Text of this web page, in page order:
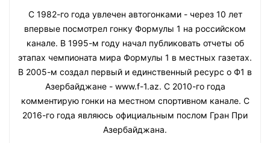
С 1982-го года увлечен автогонками - через 10 лет
впервые посмотрел гонку Формулы 1 на российском
канале. В 1995-м году начал публиковать отчеты об
этапах чемпионата мира Формулы 1 в местных газетах.
В 2005-м создал первый и единственный ресурс о Ф1 в
Азербайджане - www.f-1.az. С 2010-го года
комментирую гонки на местном спортивном канале. С
2016-го года являюсь официальным послом Гран При
Азербайджана.